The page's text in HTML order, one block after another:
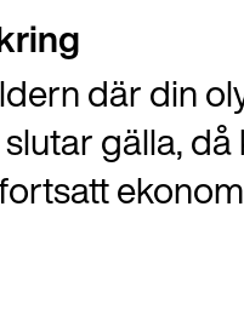
där din
gälla,